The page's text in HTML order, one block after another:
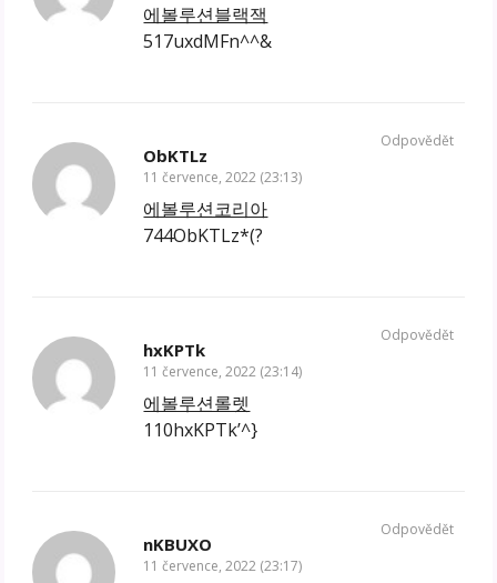
에볼루션블랙잭
517uxdMFn^^&
ObKTLz
11 července, 2022 (23:13)
에볼루션코리아
744ObKTLz*(?
Odpovědět
hxKPTk
11 července, 2022 (23:14)
에볼루션롤렛
110hxKPTk’^}
Odpovědět
nKBUXO
11 července, 2022 (23:17)
Odpovědět